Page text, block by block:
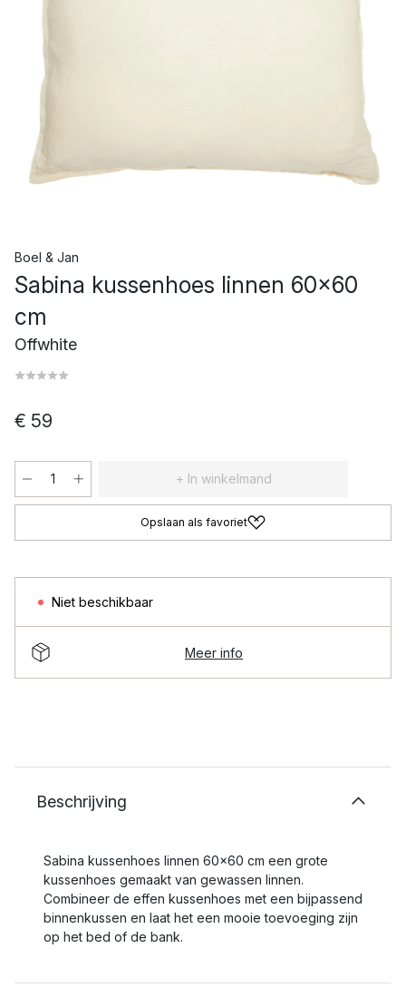
Boel & Jan
Sabina kussenhoes linnen 60x60
cm
Offwhite
€ 59
+ In winkelmand
Opslaan als favoriet
Niet beschikbaar
Meer info
Beschrijving
Sabina kussenhoes linnen 60x60 cm een grote
kussenhoes gemaakt van gewassen linnen.
Combineer de effen kussenhoes met een bijpassend
binnenkussen en laat het een mooie toevoeging zijn
op het bed of de bank.